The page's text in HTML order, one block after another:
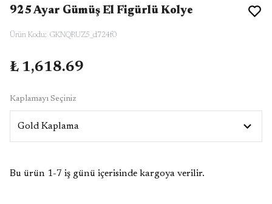
925 Ayar Gümüş El Figürlü Kolye
Ürün Kodu: GKNQRUZ5_d724f0
₺ 1,618.69
Kaplamayı Seçiniz
Bu ürün 1-7 iş günü içerisinde kargoya verilir.